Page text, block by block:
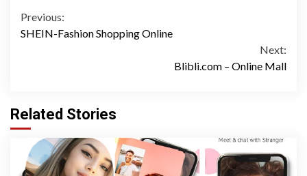
Continue
Previous:
SHEIN-Fashion Shopping Online
Next:
Blibli.com – Online Mall
Related Stories